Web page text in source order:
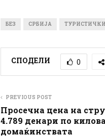
БЕЗ СРБИЈА
СПОДЕЛИ 0
PREVIOUS POST
Просечна цена на
4.789 денари по
домаќинствата